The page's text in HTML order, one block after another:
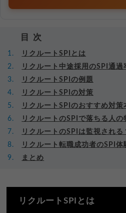
目次
リクルートSPIとは
リクルート中途採用のSPI通過
リクルートSPIの例題
リクルートSPIの対策
リクルートSPIのおすすめ対策
リクルートのSPIで落ちる人の
リクルートのSPIは監視される
リクルート転職成功者のSPI体
まとめ
リクルートSPIとは